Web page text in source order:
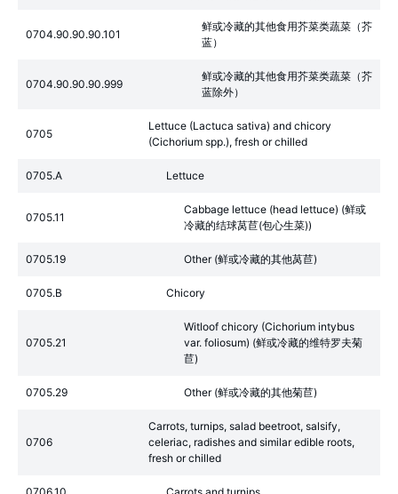
0704.90.90.90.101
鲜或冷藏的其他食用芥菜类蔬菜（芥
蓝）
0704.90.90.90.999
鲜或冷藏的其他食用芥菜类蔬菜（芥
蓝除外）
0705
Lettuce (Lactuca sativa) and chicory
(Cichorium spp.), fresh or chilled
0705.A Lettuce
0705.11
Cabbage lettuce (head lettuce) (鲜或
冷藏的结球莴苣(包心生菜))
0705.19 Other (鲜或冷藏的其他莴苣)
0705.B Chicory
0705.21
Witloof chicory (Cichorium intybus
var. foliosum) (鲜或冷藏的维特罗夫菊
苣)
0705.29 Other (鲜或冷藏的其他菊苣)
0706
Carrots, turnips, salad beetroot, salsify,
celeriac, radishes and similar edible roots,
fresh or chilled